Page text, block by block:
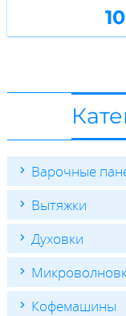
Варочные
Вытяжки
Духовки
Кофемашины